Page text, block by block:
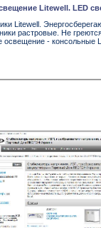
Litewell. LED
Litewell.
растровые. Не
освещение - консольные